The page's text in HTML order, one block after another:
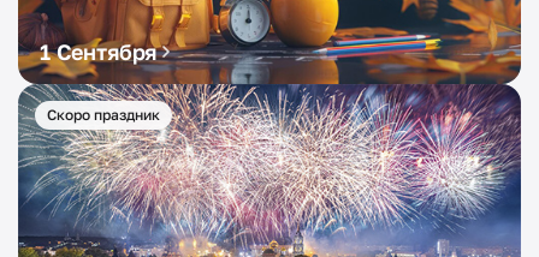
1 Сентября
Скоро праздник